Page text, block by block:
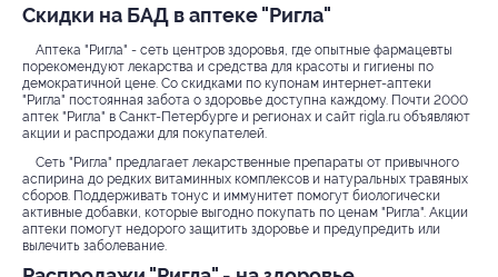
Скидки на БАД в аптеке "Ригла"
Аптека "Ригла" - сеть центров здоровья, где опытные фармацевты
порекомендуют лекарства и средства для красоты и гигиены по
демократичной цене. Со скидками по купонам интернет-аптеки
"Ригла" постоянная забота о здоровье доступна каждому. Почти 2000
аптек "Ригла" в Санкт-Петербурге и регионах и сайт rigla.ru объявляют
акции и распродажи для покупателей.
Сеть "Ригла" предлагает лекарственные препараты от привычного
аспирина до редких витаминных комплексов и натуральных травяных
сборов. Поддерживать тонус и иммунитет помогут биологически
активные добавки, которые выгодно покупать по ценам "Ригла". Акции
аптеки помогут недорого защитить здоровье и предупредить или
вылечить заболевание.